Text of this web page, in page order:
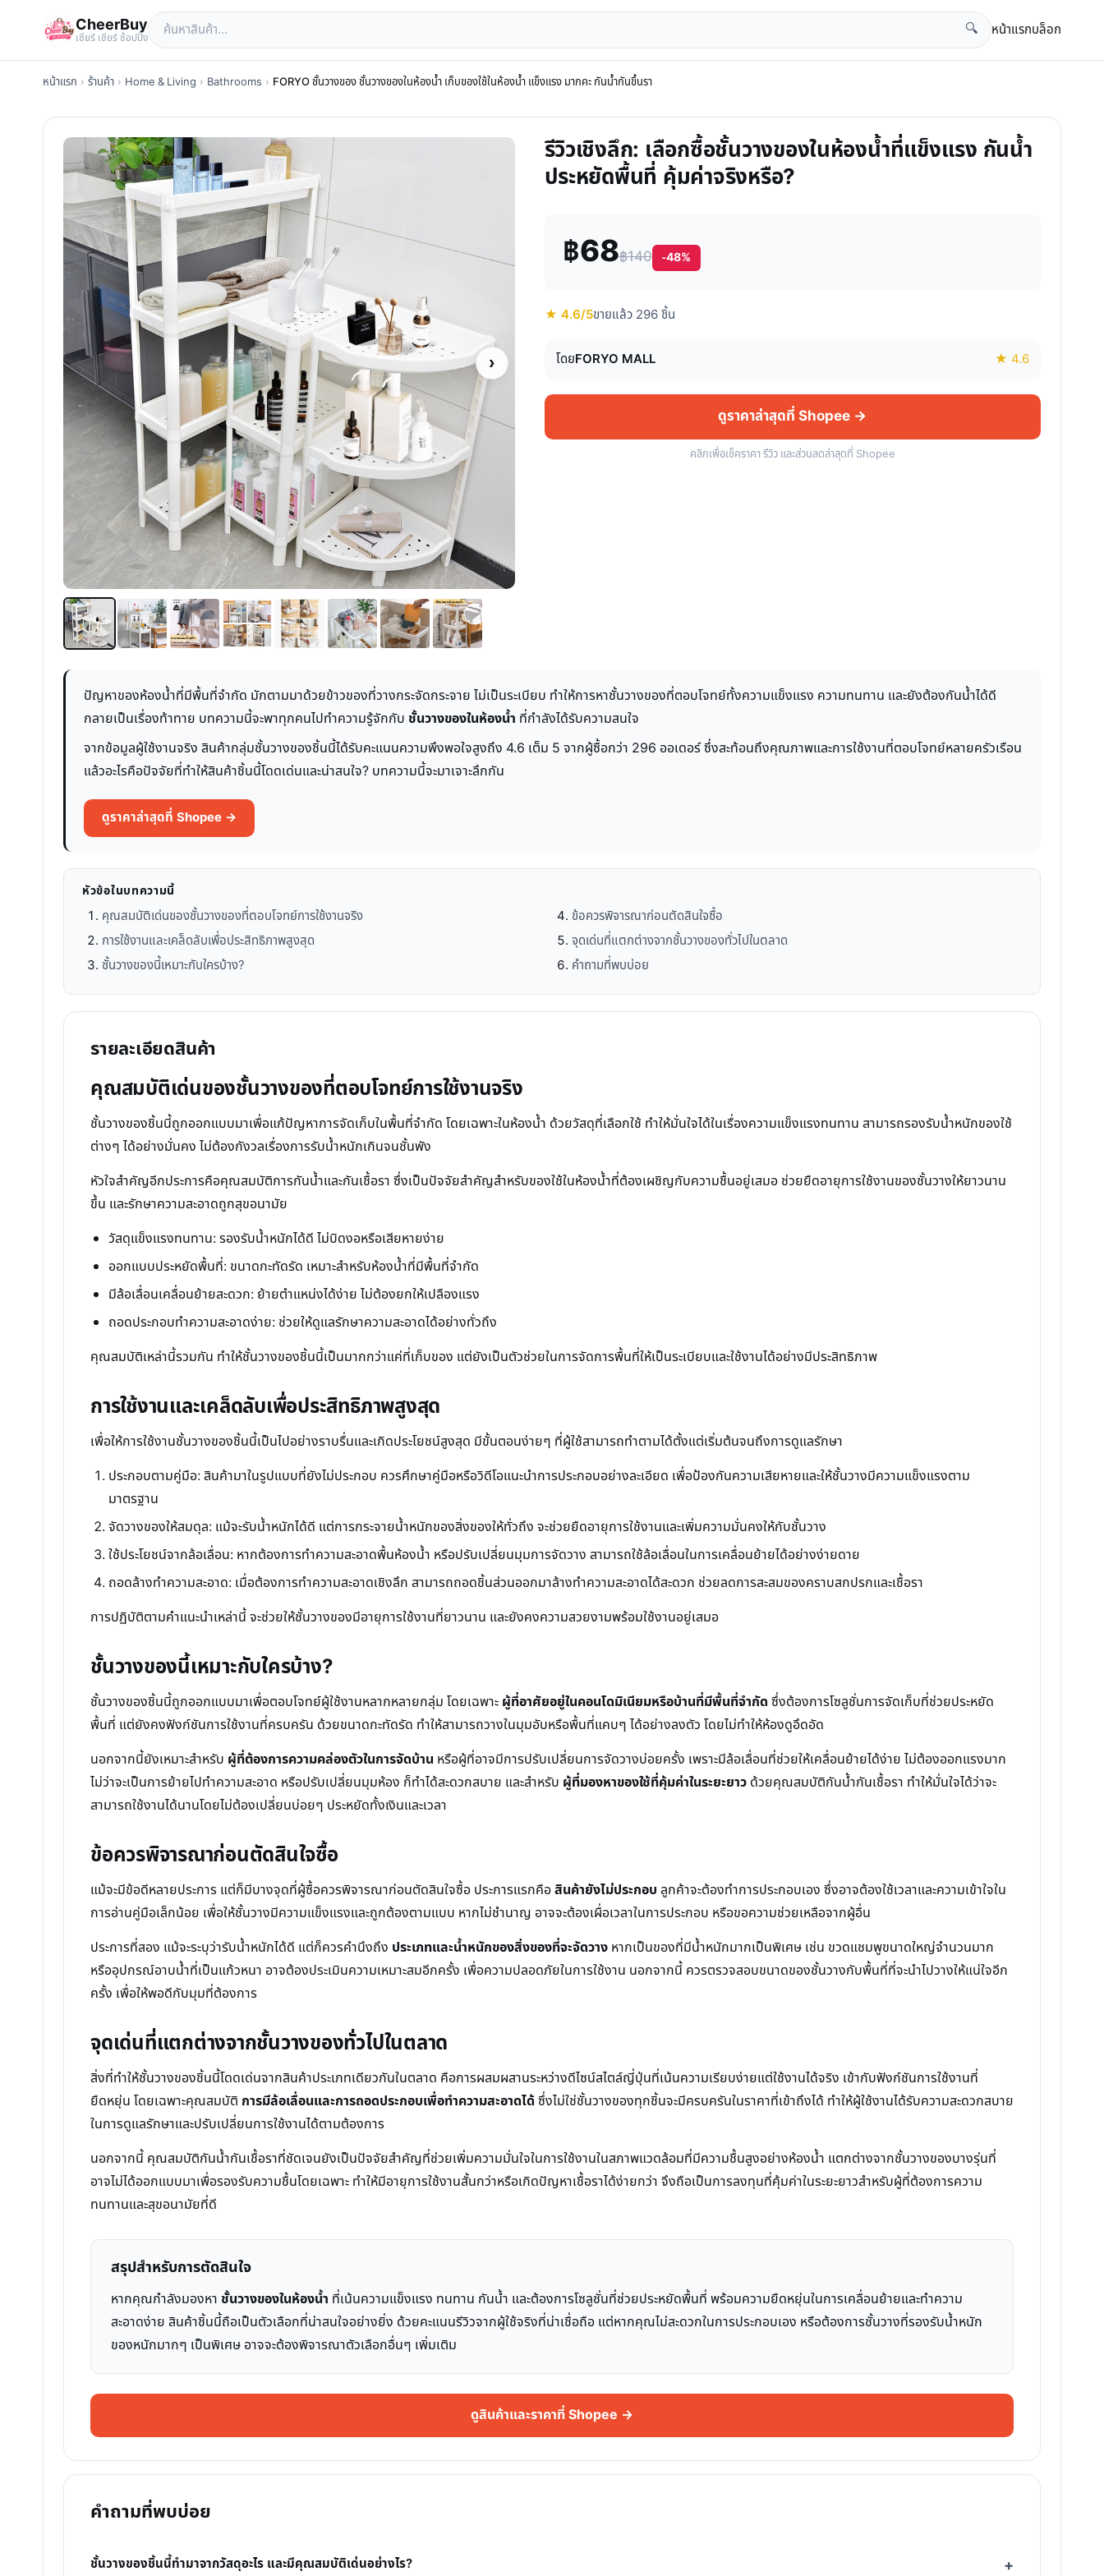
CheerBuy
เซียร์ เซียร์ ช้อปปิ้ง
🔍 หน้าแรกบล็อก
หน้าแรก › ร้านค้า › Home & Living › Bathrooms › FORYO ชั้นวางของ ชั้นวางของในห้องน้ำ เก็บของใช้ในห้องน้ำ แข็งแรง มากคะ กันน้ำกันขึ้นรา
›
รีวิวเชิงลึก: เลือกซื้อชั้นวางของในห้องน้ำที่แข็งแรง กันน้ำ
ประหยัดพื้นที่ คุ้มค่าจริงหรือ?
฿68฿140 -48%
★ 4.6/5ขายแล้ว 296 ชิ้น
โดยFORYO MALL ★ 4.6
ดูราคาล่าสุดที่ Shopee →
คลิกเพื่อเช็คราคา รีวิว และส่วนลดล่าสุดที่ Shopee
ปัญหาของห้องน้ำที่มีพื้นที่จำกัด มักตามมาด้วยข้าวของที่วางกระจัดกระจาย ไม่เป็นระเบียบ ทำให้การหาชั้นวางของที่ตอบโจทย์ทั้งความแข็งแรง ความทนทาน และยังต้องกันน้ำได้ดี
กลายเป็นเรื่องท้าทาย บทความนี้จะพาทุกคนไปทำความรู้จักกับ ชั้นวางของในห้องน้ำ ที่กำลังได้รับความสนใจ
จากข้อมูลผู้ใช้งานจริง สินค้ากลุ่มชั้นวางของชิ้นนี้ได้รับคะแนนความพึงพอใจสูงถึง 4.6 เต็ม 5 จากผู้ซื้อกว่า 296 ออเดอร์ ซึ่งสะท้อนถึงคุณภาพและการใช้งานที่ตอบโจทย์หลายครัวเรือน
แล้วอะไรคือปัจจัยที่ทำให้สินค้าชิ้นนี้โดดเด่นและน่าสนใจ? บทความนี้จะมาเจาะลึกกัน
ดูราคาล่าสุดที่ Shopee →
หัวข้อในบทความนี้
คุณสมบัติเด่นของชั้นวางของที่ตอบโจทย์การใช้งานจริง
การใช้งานและเคล็ดลับเพื่อประสิทธิภาพสูงสุด
ชั้นวางของนี้เหมาะกับใครบ้าง?
ข้อควรพิจารณาก่อนตัดสินใจซื้อ
จุดเด่นที่แตกต่างจากชั้นวางของทั่วไปในตลาด
คำถามที่พบบ่อย
รายละเอียดสินค้า
คุณสมบัติเด่นของชั้นวางของที่ตอบโจทย์การใช้งานจริง
ชั้นวางของชิ้นนี้ถูกออกแบบมาเพื่อแก้ปัญหาการจัดเก็บในพื้นที่จำกัด โดยเฉพาะในห้องน้ำ ด้วยวัสดุที่เลือกใช้ ทำให้มั่นใจได้ในเรื่องความแข็งแรงทนทาน สามารถรองรับน้ำหนักของใช้
ต่างๆ ได้อย่างมั่นคง ไม่ต้องกังวลเรื่องการรับน้ำหนักเกินจนชั้นพัง
หัวใจสำคัญอีกประการคือคุณสมบัติการกันน้ำและกันเชื้อรา ซึ่งเป็นปัจจัยสำคัญสำหรับของใช้ในห้องน้ำที่ต้องเผชิญกับความชื้นอยู่เสมอ ช่วยยืดอายุการใช้งานของชั้นวางให้ยาวนาน
ขึ้น และรักษาความสะอาดถูกสุขอนามัย
วัสดุแข็งแรงทนทาน: รองรับน้ำหนักได้ดี ไม่บิดงอหรือเสียหายง่าย
ออกแบบประหยัดพื้นที่: ขนาดกะทัดรัด เหมาะสำหรับห้องน้ำที่มีพื้นที่จำกัด
มีล้อเลื่อนเคลื่อนย้ายสะดวก: ย้ายตำแหน่งได้ง่าย ไม่ต้องยกให้เปลืองแรง
ถอดประกอบทำความสะอาดง่าย: ช่วยให้ดูแลรักษาความสะอาดได้อย่างทั่วถึง
คุณสมบัติเหล่านี้รวมกัน ทำให้ชั้นวางของชิ้นนี้เป็นมากกว่าแค่ที่เก็บของ แต่ยังเป็นตัวช่วยในการจัดการพื้นที่ให้เป็นระเบียบและใช้งานได้อย่างมีประสิทธิภาพ
การใช้งานและเคล็ดลับเพื่อประสิทธิภาพสูงสุด
เพื่อให้การใช้งานชั้นวางของชิ้นนี้เป็นไปอย่างราบรื่นและเกิดประโยชน์สูงสุด มีขั้นตอนง่ายๆ ที่ผู้ใช้สามารถทำตามได้ตั้งแต่เริ่มต้นจนถึงการดูแลรักษา
ประกอบตามคู่มือ: สินค้ามาในรูปแบบที่ยังไม่ประกอบ ควรศึกษาคู่มือหรือวิดีโอแนะนำการประกอบอย่างละเอียด เพื่อป้องกันความเสียหายและให้ชั้นวางมีความแข็งแรงตาม
มาตรฐาน
จัดวางของให้สมดุล: แม้จะรับน้ำหนักได้ดี แต่การกระจายน้ำหนักของสิ่งของให้ทั่วถึง จะช่วยยืดอายุการใช้งานและเพิ่มความมั่นคงให้กับชั้นวาง
ใช้ประโยชน์จากล้อเลื่อน: หากต้องการทำความสะอาดพื้นห้องน้ำ หรือปรับเปลี่ยนมุมการจัดวาง สามารถใช้ล้อเลื่อนในการเคลื่อนย้ายได้อย่างง่ายดาย
ถอดล้างทำความสะอาด: เมื่อต้องการทำความสะอาดเชิงลึก สามารถถอดชิ้นส่วนออกมาล้างทำความสะอาดได้สะดวก ช่วยลดการสะสมของคราบสกปรกและเชื้อรา
การปฏิบัติตามคำแนะนำเหล่านี้ จะช่วยให้ชั้นวางของมีอายุการใช้งานที่ยาวนาน และยังคงความสวยงามพร้อมใช้งานอยู่เสมอ
ชั้นวางของนี้เหมาะกับใครบ้าง?
ชั้นวางของชิ้นนี้ถูกออกแบบมาเพื่อตอบโจทย์ผู้ใช้งานหลากหลายกลุ่ม โดยเฉพาะ ผู้ที่อาศัยอยู่ในคอนโดมิเนียมหรือบ้านที่มีพื้นที่จำกัด ซึ่งต้องการโซลูชั่นการจัดเก็บที่ช่วยประหยัด
พื้นที่ แต่ยังคงฟังก์ชันการใช้งานที่ครบครัน ด้วยขนาดกะทัดรัด ทำให้สามารถวางในมุมอับหรือพื้นที่แคบๆ ได้อย่างลงตัว โดยไม่ทำให้ห้องดูอึดอัด
นอกจากนี้ยังเหมาะสำหรับ ผู้ที่ต้องการความคล่องตัวในการจัดบ้าน หรือผู้ที่อาจมีการปรับเปลี่ยนการจัดวางบ่อยครั้ง เพราะมีล้อเลื่อนที่ช่วยให้เคลื่อนย้ายได้ง่าย ไม่ต้องออกแรงมาก
ไม่ว่าจะเป็นการย้ายไปทำความสะอาด หรือปรับเปลี่ยนมุมห้อง ก็ทำได้สะดวกสบาย และสำหรับ ผู้ที่มองหาของใช้ที่คุ้มค่าในระยะยาว ด้วยคุณสมบัติกันน้ำกันเชื้อรา ทำให้มั่นใจได้ว่าจะ
สามารถใช้งานได้นานโดยไม่ต้องเปลี่ยนบ่อยๆ ประหยัดทั้งเงินและเวลา
ข้อควรพิจารณาก่อนตัดสินใจซื้อ
แม้จะมีข้อดีหลายประการ แต่ก็มีบางจุดที่ผู้ซื้อควรพิจารณาก่อนตัดสินใจซื้อ ประการแรกคือสินค้ายังไม่ประกอบ ลูกค้าจะต้องทำการประกอบเอง ซึ่งอาจต้องใช้เวลาและความเข้าใจใน
การอ่านคู่มือเล็กน้อย เพื่อให้ชั้นวางมีความแข็งแรงและถูกต้องตามแบบ หากไม่ชำนาญ อาจจะต้องเผื่อเวลาในการประกอบ หรือขอความช่วยเหลือจากผู้อื่น
ประการที่สอง แม้จะระบุว่ารับน้ำหนักได้ดี แต่ก็ควรคำนึงถึง ประเภทและน้ำหนักของสิ่งของที่จะจัดวาง หากเป็นของที่มีน้ำหนักมากเป็นพิเศษ เช่น ขวดแชมพูขนาดใหญ่จำนวนมาก
หรืออุปกรณ์อาบน้ำที่เป็นแก้วหนา อาจต้องประเมินความเหมาะสมอีกครั้ง เพื่อความปลอดภัยในการใช้งาน นอกจากนี้ ควรตรวจสอบขนาดของชั้นวางกับพื้นที่ที่จะนำไปวางให้แน่ใจอีก
ครั้ง เพื่อให้พอดีกับมุมที่ต้องการ
จุดเด่นที่แตกต่างจากชั้นวางของทั่วไปในตลาด
สิ่งที่ทำให้ชั้นวางของชิ้นนี้โดดเด่นจากสินค้าประเภทเดียวกันในตลาด คือการผสมผสานระหว่างดีไซน์สไตล์ญี่ปุ่นที่เน้นความเรียบง่ายแต่ใช้งานได้จริง เข้ากับฟังก์ชันการใช้งานที่
ยืดหยุ่น โดยเฉพาะคุณสมบัติ การมีล้อเลื่อนและการถอดประกอบเพื่อทำความสะอาดได้ซึ่งไม่ใช่ชั้นวางของทุกชิ้นจะมีครบครันในราคาที่เข้าถึงได้ ทำให้ผู้ใช้งานได้รับความสะดวกสบาย
ในการดูแลรักษาและปรับเปลี่ยนการใช้งานได้ตามต้องการ
นอกจากนี้ คุณสมบัติกันน้ำกันเชื้อราที่ชัดเจนยังเป็นปัจจัยสำคัญที่ช่วยเพิ่มความมั่นใจในการใช้งานในสภาพแวดล้อมที่มีความชื้นสูงอย่างห้องน้ำ แตกต่างจากชั้นวางของบางรุ่นที่
อาจไม่ได้ออกแบบมาเพื่อรองรับความชื้นโดยเฉพาะ ทำให้มีอายุการใช้งานสั้นกว่าหรือเกิดปัญหาเชื้อราได้ง่ายกว่า จึงถือเป็นการลงทุนที่คุ้มค่าในระยะยาวสำหรับผู้ที่ต้องการความ
ทนทานและสุขอนามัยที่ดี
สรุปสำหรับการตัดสินใจ
หากคุณกำลังมองหา ชั้นวางของในห้องน้ำ ที่เน้นความแข็งแรง ทนทาน กันน้ำ และต้องการโซลูชั่นที่ช่วยประหยัดพื้นที่ พร้อมความยืดหยุ่นในการเคลื่อนย้ายและทำความ
สะอาดง่าย สินค้าชิ้นนี้ถือเป็นตัวเลือกที่น่าสนใจอย่างยิ่ง ด้วยคะแนนรีวิวจากผู้ใช้จริงที่น่าเชื่อถือ แต่หากคุณไม่สะดวกในการประกอบเอง หรือต้องการชั้นวางที่รองรับน้ำหนัก
ของหนักมากๆ เป็นพิเศษ อาจจะต้องพิจารณาตัวเลือกอื่นๆ เพิ่มเติม
ดูสินค้าและราคาที่ Shopee →
คำถามที่พบบ่อย
ชั้นวางของชิ้นนี้ทำมาจากวัสดุอะไร และมีคุณสมบัติเด่นอย่างไร?